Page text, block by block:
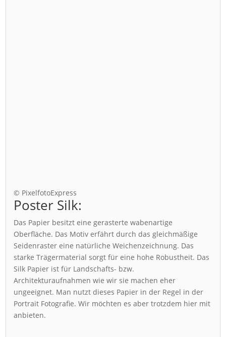
© PixelfotoExpress
Poster Silk:
Das Papier besitzt eine gerasterte wabenartige
Oberfläche. Das Motiv erfährt durch das gleichmäßige
Seidenraster eine natürliche Weichenzeichnung. Das
starke Trägermaterial sorgt für eine hohe Robustheit. Das
Silk Papier ist für Landschafts- bzw.
Architekturaufnahmen wie wir sie machen eher
ungeeignet. Man nutzt dieses Papier in der Regel in der
Portrait Fotografie. Wir möchten es aber trotzdem hier mit
anbieten.